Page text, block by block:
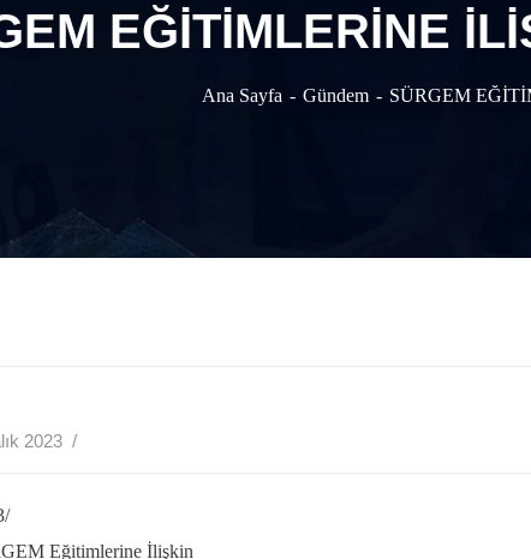
EĞİTİMLERİNE
Ana Sayfa Gündem SÜRGEM
2023
Eğitimlerine İlişkin